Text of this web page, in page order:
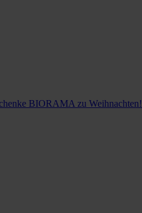
BIORAMA zu Weihnachten!